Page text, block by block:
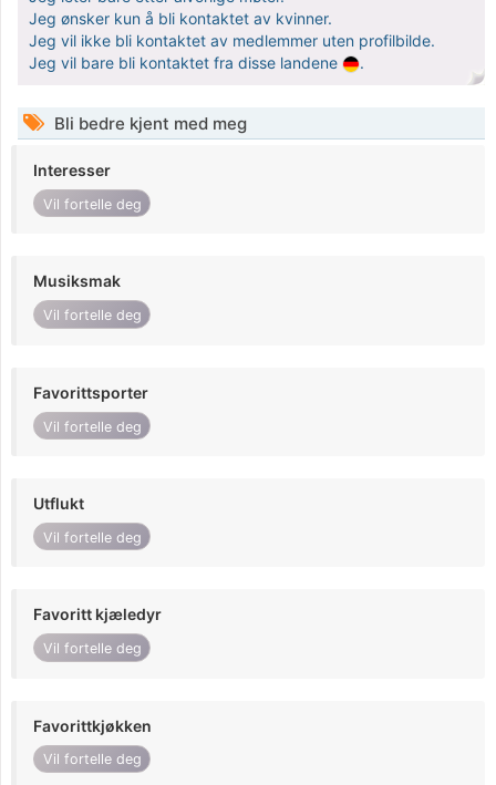
Jeg ønsker kun å bli kontaktet av kvinner.
Jeg vil ikke bli kontaktet av medlemmer uten profilbilde.
Jeg vil bare bli kontaktet fra disse landene
.
Bli bedre kjent med meg
Interesser
Vil fortelle deg
Musiksmak
Vil fortelle deg
Favorittsporter
Vil fortelle deg
Utflukt
Vil fortelle deg
Favoritt kjæledyr
Vil fortelle deg
Favorittkjøkken
Vil fortelle deg